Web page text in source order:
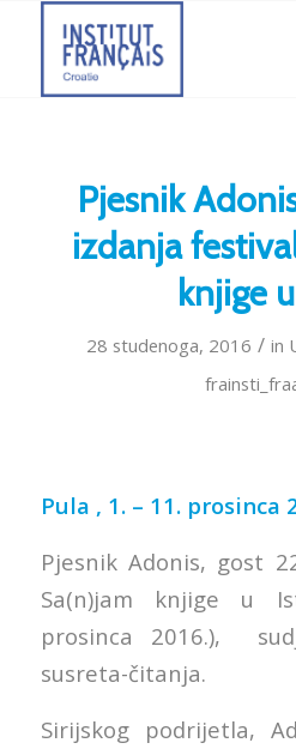
Pjesnik
izdanja
knjige
28 studenoga, 2016 / in
Pula , 1. – 11. prosinca
Pjesnik Adonis, gost
Sa(n)jam knjige
prosinca 2016.),
susreta-čitanja.
Sirijskog podrijetla,